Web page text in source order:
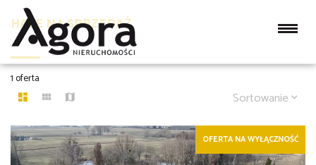
HALE NA SPRZEDAŻ
1 oferta
Sortowanie
OFERTA NA WYŁĄCZNOŚĆ